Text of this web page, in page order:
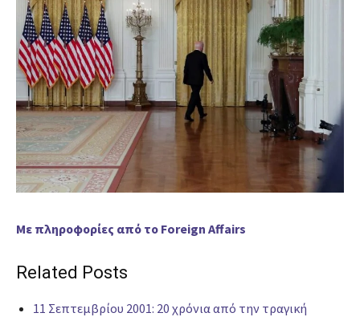
Με πληροφορίες από το Foreign Affairs
Related Posts
11 Σεπτεμβρίου 2001: 20 χρόνια από την τραγική